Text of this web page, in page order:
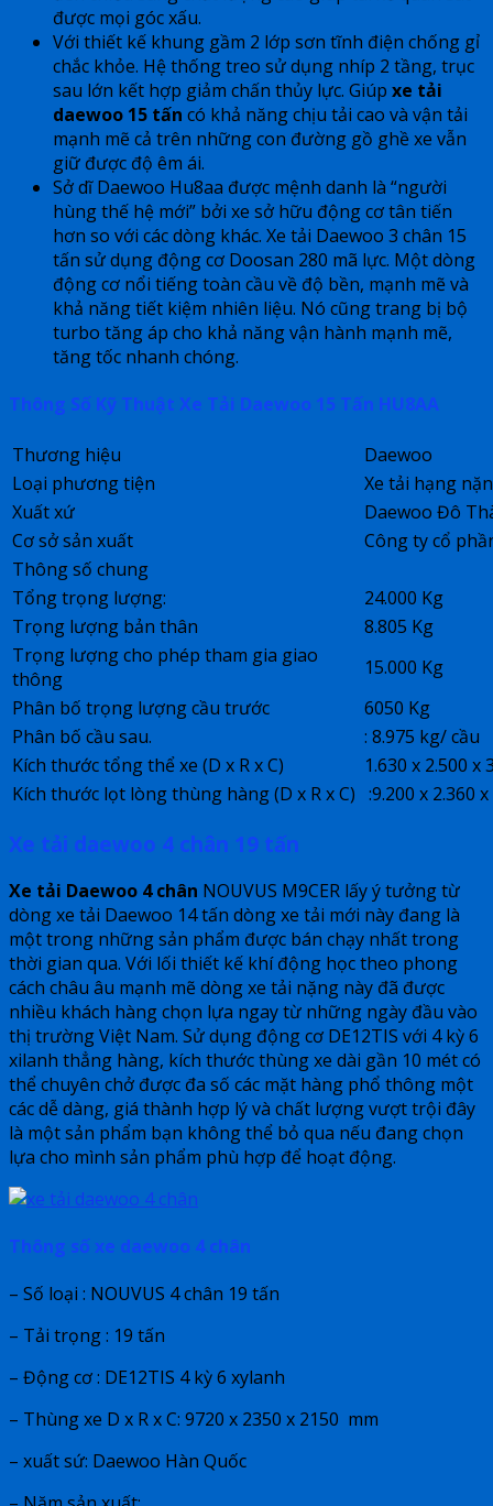
được mọi góc xấu.
Với thiết kế khung gầm 2 lớp sơn tĩnh điện chống gỉ
chắc khỏe. Hệ thống treo sử dụng nhíp 2 tầng, trục
sau lớn kết hợp giảm chấn thủy lực. Giúp xe tải
daewoo 15 tấn có khả năng chịu tải cao và vận tải
mạnh mẽ cả trên những con đường gồ ghề xe vẫn
giữ được độ êm ái.
Sở dĩ Daewoo Hu8aa được mệnh danh là “người
hùng thế hệ mới” bởi xe sở hữu động cơ tân tiến
hơn so với các dòng khác. Xe tải Daewoo 3 chân 15
tấn sử dụng động cơ Doosan 280 mã lực. Một dòng
động cơ nổi tiếng toàn cầu về độ bền, mạnh mẽ và
khả năng tiết kiệm nhiên liệu. Nó cũng trang bị bộ
turbo tăng áp cho khả năng vận hành mạnh mẽ,
tăng tốc nhanh chóng.
Thông Số Kỹ Thuật Xe Tải Daewoo 15 Tấn HU8AA
Thương hiệu
Daewoo
Loại phương tiện
Xe tải hạng
Xuất xứ
Daewoo Đô
Cơ sở sản xuất
Công ty cổ
Thông số chung
Tổng trọng lượng:
24.000 Kg
Trọng lượng bản thân
8.805 Kg
Trọng lượng cho phép tham gia giao
thông
15.000 Kg
Phân bố trọng lượng cầu trước
6050 Kg
Phân bố cầu sau.
: 8.975 kg/ cầu
Kích thước tổng thể xe (D x R x C)
1.630 x 2.500 x
Kích thước lọt lòng thùng hàng (D x R x C) :9.200 x 2.360
Xe tải daewoo 4 chân 19 tấn
Xe tải Daewoo 4 chân NOUVUS M9CER lấy ý tưởng từ
dòng xe tải Daewoo 14 tấn dòng xe tải mới này đang là
một trong những sản phẩm được bán chạy nhất trong
thời gian qua. Với lối thiết kế khí động học theo phong
cách châu âu mạnh mẽ dòng xe tải nặng này đã được
nhiều khách hàng chọn lựa ngay từ những ngày đầu vào
thị trường Việt Nam. Sử dụng động cơ DE12TIS với 4 kỳ 6
xilanh thẳng hàng, kích thước thùng xe dài gần 10 mét có
thể chuyên chở được đa số các mặt hàng phổ thông một
các dễ dàng, giá thành hợp lý và chất lượng vượt trội đây
là một sản phẩm bạn không thể bỏ qua nếu đang chọn
lựa cho mình sản phẩm phù hợp để hoạt động.
Thông số xe daewoo 4 chân
– Số loại : NOUVUS 4 chân 19 tấn
– Tải trọng : 19 tấn
– Động cơ : DE12TIS 4 kỳ 6 xylanh
– Thùng xe D x R x C: 9720 x 2350 x 2150 mm
– xuất sứ: Daewoo Hàn Quốc